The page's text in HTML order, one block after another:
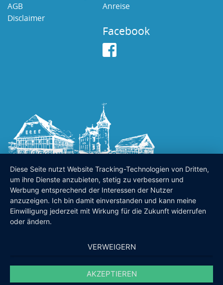
AGB
Disclaimer
Anreise
Facebook
Diese Seite nutzt Website Tracking-Technologien von Dritten,
um ihre Dienste anzubieten, stetig zu verbessern und
Werbung entsprechend der Interessen der Nutzer
anzuzeigen. Ich bin damit einverstanden und kann meine
Einwilligung jederzeit mit Wirkung für die Zukunft widerrufen
oder ändern.
VERWEIGERN
AKZEPTIEREN